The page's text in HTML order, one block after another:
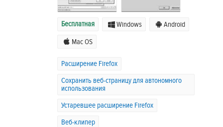
Бесплатная Windows Android
Mac OS
Расширение Firefox
Сохранить веб-страницу для автономного
использования
Устаревшее расширение Firefox
Веб-клипер